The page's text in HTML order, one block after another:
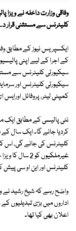
وفاقی وزارت داخلہ نے ویزا
کلیئرنس سے مستثنی قرار
ایکسپریس نیوز کے مطابق
کے اجرا کے لیے اپنی
سیکیورٹی کلیئرنس سے
سیکیورٹی کلیئرنس اور
کمپنی لیٹر، پروفائل
کلیئرنس کی جائے گی، اس
غیرملکیوں کو
کلیئرنس اور این او سی پیش
واضح رہے کہ شیخ رشید نے
اداروں میں بڑی تبدیلیوں
اعلان بھی کیا تھا۔